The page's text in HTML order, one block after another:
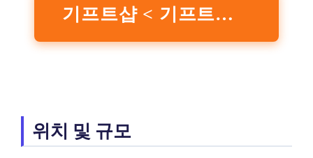
기프트샵 < 기프트샵 | 영화 그 이상의 감동. CGV
위치 및 규모